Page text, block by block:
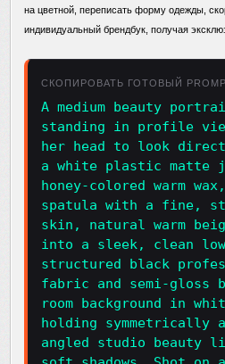
на цветной, переписать форму одежды,
индивидуальный брендбук, получая
СКОПИРОВАТЬ ГОТОВЫЙ
A medium beauty
standing in profile
her head to look
a white plastic
honey-colored warm
spatula with a fine,
skin, natural warm
into a sleek, clean
structured black
fabric and semi-gloss
room background in
holding symmetrically
angled studio beauty